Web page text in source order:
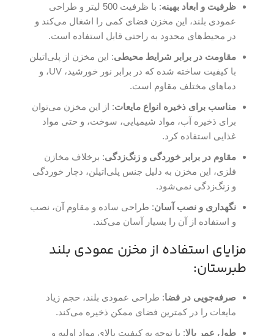
ظرفیت و ابعاد بهینه
: با ظرفیت 500 لیتر و طراحی
عمودی بلند، این مخزن فضای کمی را اشغال می‌کند و
در محیط‌های محدود به راحتی قابل استفاده است.
مقاومت در برابر شرایط محیطی: این مخزن از پلی‌اتیلن
با کیفیت ساخته شده که در برابر نور خورشید، UV، و
دماهای مختلف مقاوم است.
مناسب برای ذخیره انواع مایعات: از این مخزن می‌توان
برای ذخیره آب، مواد شیمیایی، سوخت، و حتی مواد
غذایی استفاده کرد.
مقاوم در برابر خوردگی و زنگ‌زدگی: برخلاف مخازن
فلزی، این مخزن به دلیل جنس پلی‌اتیلن، دچار خوردگی
و زنگ‌زدگی نمی‌شود.
نگهداری و نصب آسان: طراحی ساده و مقاوم آن، نصب
و استفاده از آن را بسیار آسان می‌کند.
مزایای استفاده از مخزن عمودی بلند
طبرستان:
صرفه‌جویی در فضا: طراحی عمودی بلند، حجم زیاد
مایعات را در کمترین فضای ممکن ذخیره می‌کند.
طول عمر بالا: با توجه به کیفیت بالای مواد اولیه و